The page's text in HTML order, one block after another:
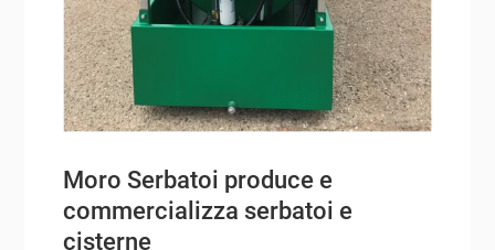
Moro Serbatoi produce e
commercializza serbatoi e
cisterne